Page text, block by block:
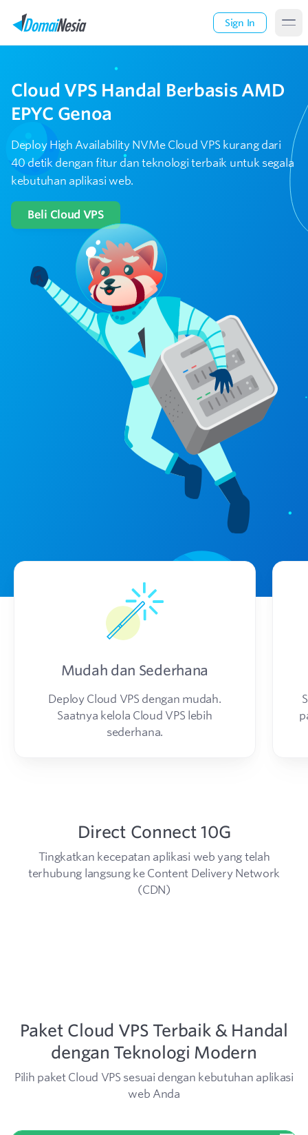
Sign In
Cloud VPS Handal Berbasis AMD
EPYC Genoa
Deploy High Availability NVMe Cloud VPS kurang dari
40 detik dengan fitur dan teknologi terbaik untuk segala
kebutuhan aplikasi web.
Beli Cloud VPS
Mudah dan Sederhana
Deploy Cloud VPS dengan mudah.
Saatnya kelola Cloud VPS lebih
sederhana.
Direct Connect 10G
Tingkatkan kecepatan aplikasi web yang telah
terhubung langsung ke Content Delivery Network
(CDN)
Paket Cloud VPS Terbaik & Handal
dengan Teknologi Modern
Pilih paket Cloud VPS sesuai dengan kebutuhan aplikasi
web Anda